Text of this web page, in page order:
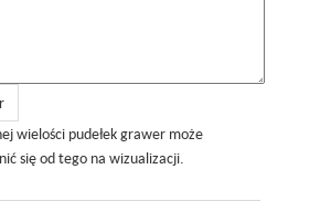
wielości pudełek grawer może
się od tego na wizualizacji.